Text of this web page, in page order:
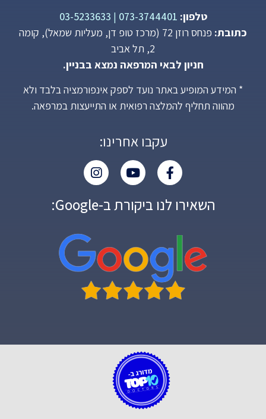
טלפון: 073-3744401
|
03-5233633
כתובת:
פנחס רוזן 72 (מרכז טופ דן, מעליות שמאל), קומה
2, תל אביב
חניון לבאי המרפאה נמצא בבניין.
* המידע המופיע באתר נועד לספק אינפורמציה בלבד ולא
מהווה תחליף להמלצה רפואית או התייעצות במרפאה.
עקבו אחרינו:
השאירו לנו ביקורת ב-Google: